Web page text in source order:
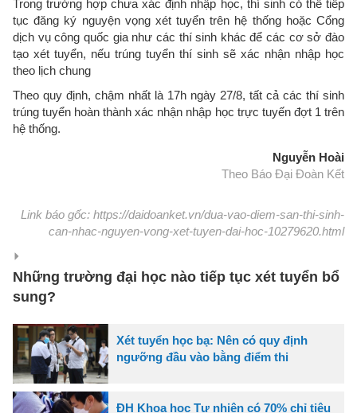
Trong trường hợp chưa xác định nhập học, thí sinh có thể tiếp
tục đăng ký nguyện vọng xét tuyển trên hệ thống hoặc Cổng
dịch vụ công quốc gia như các thí sinh khác để các cơ sở đào
tạo xét tuyển, nếu trúng tuyển thí sinh sẽ xác nhận nhập học
theo lịch chung
Theo quy định, chậm nhất là 17h ngày 27/8, tất cả các thí sinh
trúng tuyển hoàn thành xác nhận nhập học trực tuyến đợt 1 trên
hệ thống.
Nguyễn Hoài
Theo Báo Đại Đoàn Kết
Link báo gốc: https://daidoanket.vn/dua-vao-diem-san-thi-sinh-
can-nhac-nguyen-vong-xet-tuyen-dai-hoc-10279620.html
Những trường đại học nào tiếp tục xét tuyển bổ
sung?
Xét tuyển học bạ: Nên có quy định
ngưỡng đầu vào bằng điểm thi
ĐH Khoa học Tự nhiên có 70% chỉ tiêu